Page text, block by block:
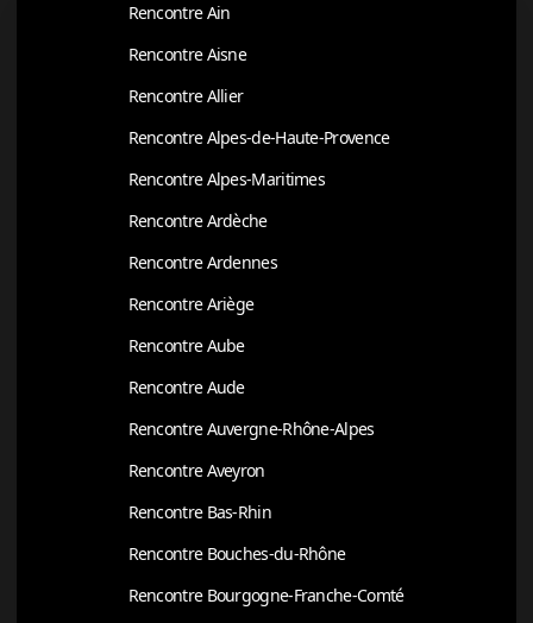
Rencontre Ain
Rencontre Aisne
Rencontre Allier
Rencontre Alpes-de-Haute-Provence
Rencontre Alpes-Maritimes
Rencontre Ardèche
Rencontre Ardennes
Rencontre Ariège
Rencontre Aube
Rencontre Aude
Rencontre Auvergne-Rhône-Alpes
Rencontre Aveyron
Rencontre Bas-Rhin
Rencontre Bouches-du-Rhône
Rencontre Bourgogne-Franche-Comté